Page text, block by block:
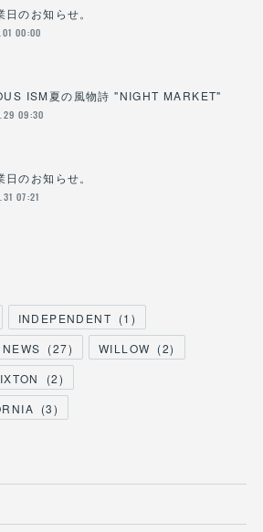
のお知らせ。
00:00
ISM夏の風物詩 "NIGHT MARKET"
09:30
のお知らせ。
07:21
INDEPENDENT (1 )
NEWS (27) WILLOW (2)
(2)
(3)